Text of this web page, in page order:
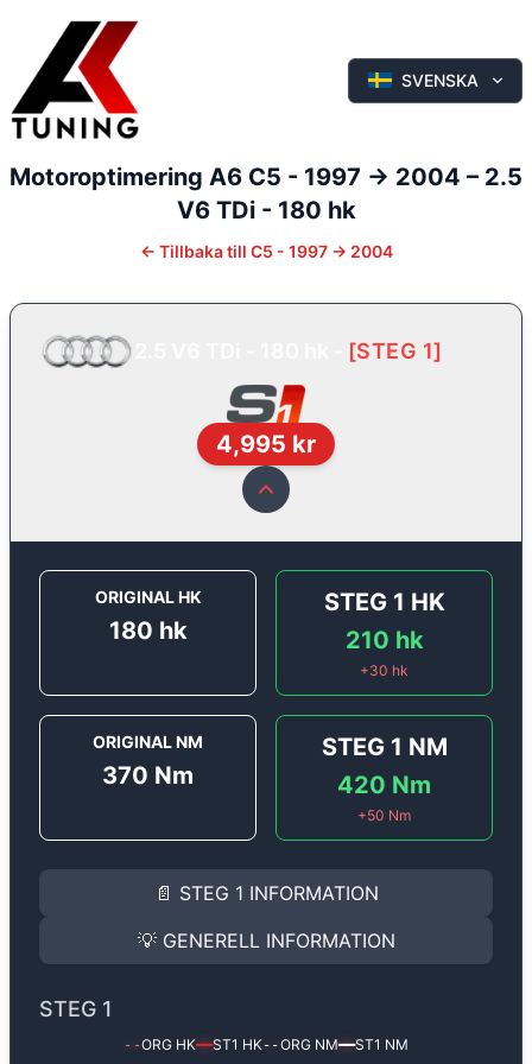
SVENSKA
Motoroptimering A6 C5 - 1997 -> 2004 – 2.5
V6 TDi - 180 hk
← Tillbaka till C5 - 1997 -> 2004
[STEG 1]
4,995 kr
ORIGINAL HK
180 hk
STEG 1 HK
210 hk
+30 hk
ORIGINAL NM
370 Nm
STEG 1 NM
420 Nm
+50 Nm
📄 STEG 1 INFORMATION
INFORMATION
Steg 1
Audi A6 2.5 V6 TDi - 180
Effekten ökar från180 hktill210 hkoch
(+30 hk & +50 Nm).
Ger mer effekt, högre vridmoment, lägre
Steg 1 mjukvara justerar vi ett antal
💡 GENERELL INFORMATION
✅ All mjukvara är skräddarsydd för din bil
✅ Felsökning inann samt efter optimering
STEG 1
--ORG HK━━ST1 HK--ORG NM━━ST1 NM